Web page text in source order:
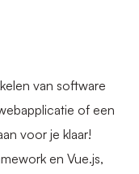
van software
of een
voor je klaar!
en Vue.js,